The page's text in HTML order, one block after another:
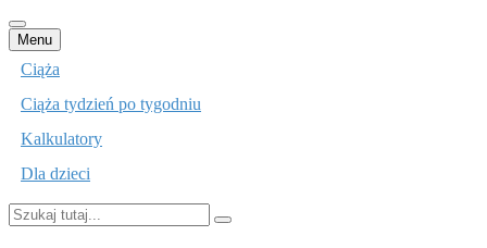
Menu Przejdź
do
Ciąża
Ciąża tydzień po tygodniu
Kalkulatory
Dla dzieci
Szukaj: